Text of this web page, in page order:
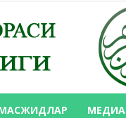
МЕДИА